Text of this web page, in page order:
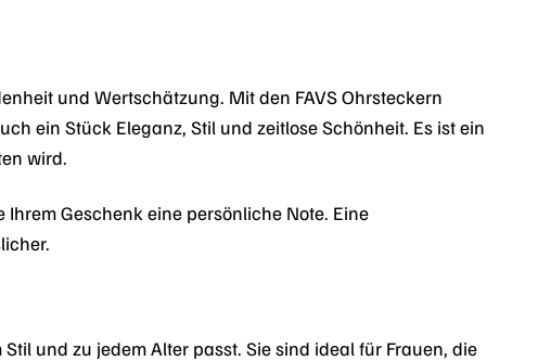
und Wertschätzung. Mit den FAVS Ohrsteckern
ein Stück Eleganz, Stil und zeitlose Schönheit. Es ist ein
wird.
Geschenk eine persönliche Note. Eine
und zu jedem Alter passt. Sie sind ideal für Frauen, die